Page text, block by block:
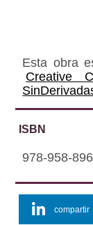
Esta obra
Creative
ISBN
978-958-
compartir